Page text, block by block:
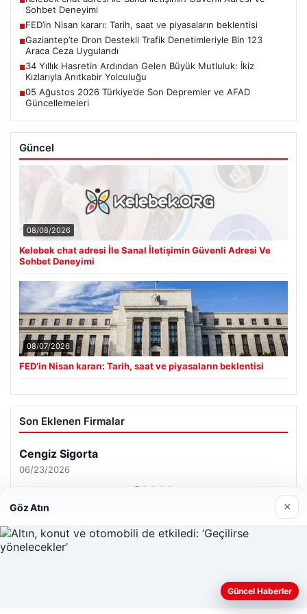
Sohbet Deneyimi
■FED’in Nisan kararı: Tarih, saat ve piyasaların beklentisi
■Gaziantep’te Dron Destekli Trafik Denetimleriyle Bin 123
Araca Ceza Uygulandı
■34 Yıllık Hasretin Ardından Gelen Büyük Mutluluk: İkiz
Kızlarıyla Anıtkabir Yolculuğu
■05 Ağustos 2026 Türkiye’de Son Depremler ve AFAD
Güncellemeleri
Güncel
08/08/2026
Kelebek chat adresi İle Sanal İletişimin Güvenli Adresi Ve
Sohbet Deneyimi
08/07/2026
FED’in Nisan kararı: Tarih, saat ve piyasaların beklentisi
Son Eklenen Firmalar
Cengiz Sigorta
06/23/2026
Web sitemizi nasıl kullandığınızı daha iyi anlayabilmek,
Göz Atın ×
Güncel Haberler
lemagrup.com.tr